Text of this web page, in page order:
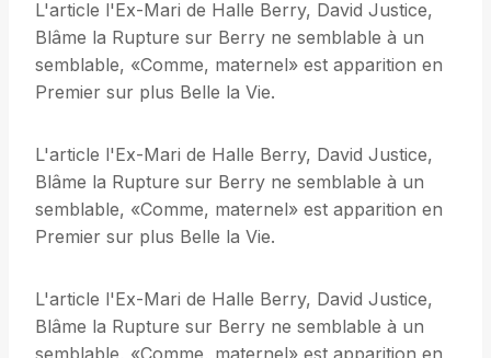
L'article l'Ex-Mari de Halle Berry, David Justice,
Blâme la Rupture sur Berry ne semblable à un
semblable, «Comme, maternel» est apparition en
Premier sur plus Belle la Vie.
L'article l'Ex-Mari de Halle Berry, David Justice,
Blâme la Rupture sur Berry ne semblable à un
semblable, «Comme, maternel» est apparition en
Premier sur plus Belle la Vie.
L'article l'Ex-Mari de Halle Berry, David Justice,
Blâme la Rupture sur Berry ne semblable à un